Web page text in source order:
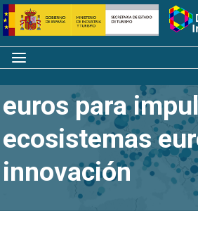
Saltar
al
contenido
Inicio
Menú
Más de 90
euros para
ecosistemas
innovación